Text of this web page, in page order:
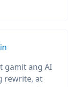
gamit ang AI
rewrite, at